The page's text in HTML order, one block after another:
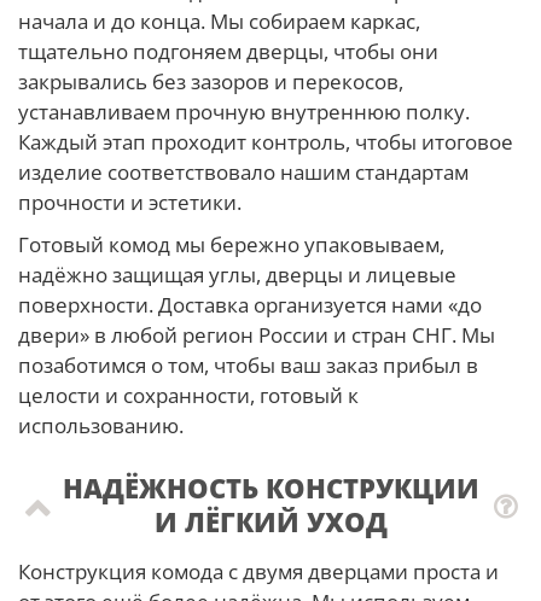
начала и до конца. Мы собираем каркас,
тщательно подгоняем дверцы, чтобы они
закрывались без зазоров и перекосов,
устанавливаем прочную внутреннюю полку.
Каждый этап проходит контроль, чтобы итоговое
изделие соответствовало нашим стандартам
прочности и эстетики.
Готовый комод мы бережно упаковываем,
надёжно защищая углы, дверцы и лицевые
поверхности. Доставка организуется нами «до
двери» в любой регион России и стран СНГ. Мы
позаботимся о том, чтобы ваш заказ прибыл в
целости и сохранности, готовый к
использованию.
НАДЁЖНОСТЬ КОНСТРУКЦИИ
И ЛЁГКИЙ УХОД
Конструкция комода с двумя дверцами проста и